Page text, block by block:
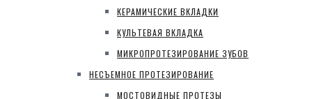
КЕРАМИЧЕСКИЕ ВКЛАДКИ
КУЛЬТЕВАЯ ВКЛАДКА
МИКРОПРОТЕЗИРОВАНИЕ ЗУБОВ
НЕСЪЕМНОЕ ПРОТЕЗИРОВАНИЕ
МОСТОВИДНЫЕ ПРОТЕЗЫ